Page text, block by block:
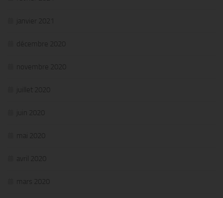
janvier 2021
décembre 2020
novembre 2020
juillet 2020
juin 2020
mai 2020
avril 2020
mars 2020